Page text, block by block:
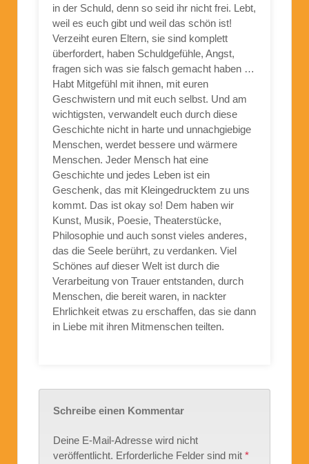
in der Schuld, denn so seid ihr nicht frei. Lebt,
weil es euch gibt und weil das schön ist!
Verzeiht euren Eltern, sie sind komplett
überfordert, haben Schuldgefühle, Angst,
fragen sich was sie falsch gemacht haben …
Habt Mitgefühl mit ihnen, mit euren
Geschwistern und mit euch selbst. Und am
wichtigsten, verwandelt euch durch diese
Geschichte nicht in harte und unnachgiebige
Menschen, werdet bessere und wärmere
Menschen. Jeder Mensch hat eine
Geschichte und jedes Leben ist ein
Geschenk, das mit Kleingedrucktem zu uns
kommt. Das ist okay so! Dem haben wir
Kunst, Musik, Poesie, Theaterstücke,
Philosophie und auch sonst vieles anderes,
das die Seele berührt, zu verdanken. Viel
Schönes auf dieser Welt ist durch die
Verarbeitung von Trauer entstanden, durch
Menschen, die bereit waren, in nackter
Ehrlichkeit etwas zu erschaffen, das sie dann
in Liebe mit ihren Mitmenschen teilten.
Schreibe einen Kommentar
Deine E-Mail-Adresse wird nicht
veröffentlicht. Erforderliche Felder sind mit *